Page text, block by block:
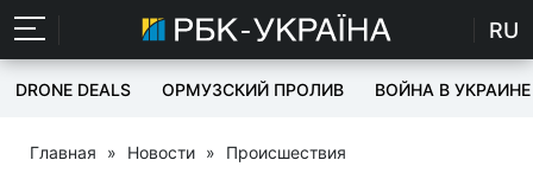
RU
DRONE DEALS ОРМУЗСКИЙ ПРОЛИВ ВОЙНА В УКРАИНЕ
Главная » Новости » Происшествия